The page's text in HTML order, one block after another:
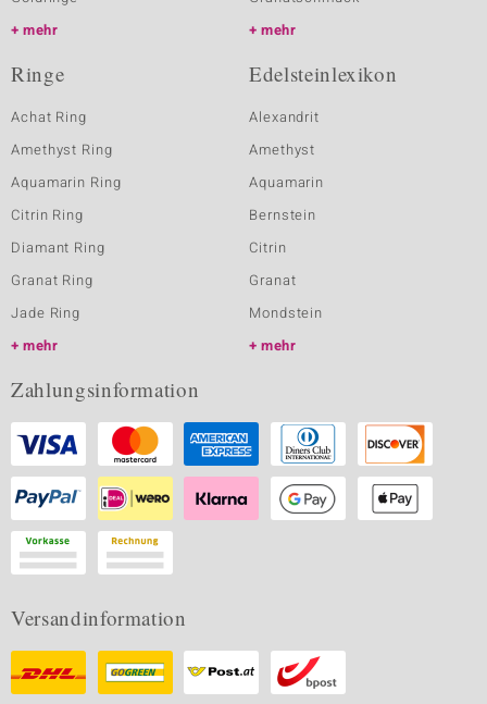
mehr
mehr
Ringe
Achat Ring
Amethyst Ring
Aquamarin Ring
Citrin Ring
Diamant Ring
Granat Ring
Jade Ring
mehr
Edelsteinlexikon
Alexandrit
Amethyst
Aquamarin
Bernstein
Citrin
Granat
Mondstein
mehr
Zahlungsinformation
Versandinformation